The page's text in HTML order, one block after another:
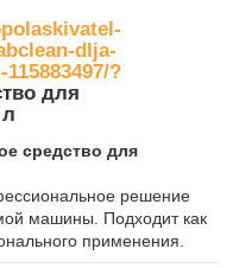
dlja-
?
для
средство для
решение
машины. Подходит как
применения.